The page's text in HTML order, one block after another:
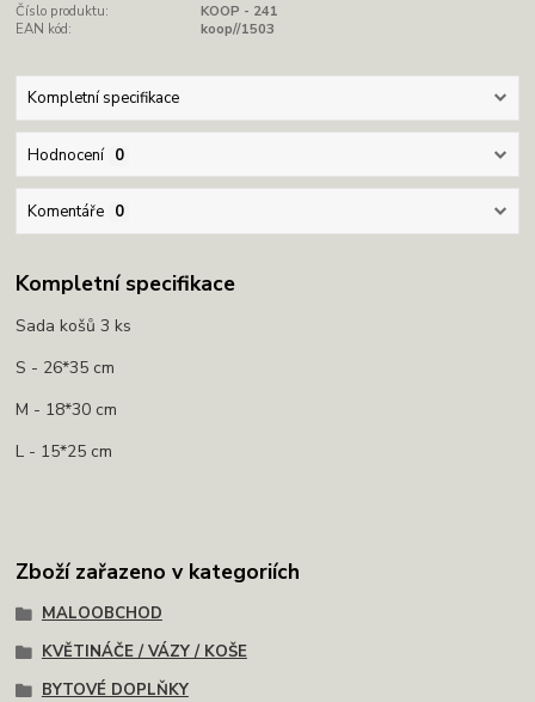
Číslo produktu:
KOOP - 241
EAN kód:
koop//1503
Kompletní specifikace
Hodnocení 0
Komentáře 0
Kompletní specifikace
Sada košů 3 ks
S - 26*35 cm
M - 18*30 cm
L - 15*25 cm
Zboží zařazeno v kategoriích
MALOOBCHOD
KVĚTINÁČE / VÁZY / KOŠE
BYTOVÉ DOPLŇKY